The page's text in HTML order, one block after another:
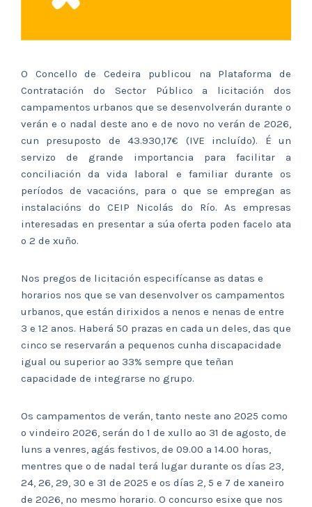
O Concello de Cedeira publicou na Plataforma de
Contratación do Sector Público a licitación dos
campamentos urbanos que se desenvolverán durante o
verán e o nadal deste ano e de novo no verán de 2026,
cun presuposto de 43.930,17€ (IVE incluído). É un
servizo de grande importancia para facilitar a
conciliación da vida laboral e familiar durante os
períodos de vacacións, para o que se empregan as
instalacións do CEIP Nicolás do Río. As empresas
interesadas en presentar a súa oferta poden facelo ata
o 2 de xuño.
Nos pregos de licitación especifícanse as datas e
horarios nos que se van desenvolver os campamentos
urbanos, que están dirixidos a nenos e nenas de entre
3 e 12 anos. Haberá 50 prazas en cada un deles, das que
cinco se reservarán a pequenos cunha discapacidade
igual ou superior ao 33% sempre que teñan
capacidade de integrarse no grupo.
Os campamentos de verán, tanto neste ano 2025 como
o vindeiro 2026, serán do 1 de xullo ao 31 de agosto, de
luns a venres, agás festivos, de 09.00 a 14.00 horas,
mentres que o de nadal terá lugar durante os días 23,
24, 26, 29, 30 e 31 de 2025 e os días 2, 5 e 7 de xaneiro
de 2026, no mesmo horario. O concurso esixe que nos